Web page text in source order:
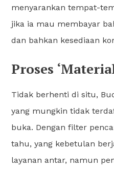
menyarankan tempat-
jika ia mau membayar
dan bahkan kesediaan
Proses
Tidak berhenti di situ,
yang mungkin tidak
buka. Dengan filter
tahu, yang kebetulan
layanan antar, namun